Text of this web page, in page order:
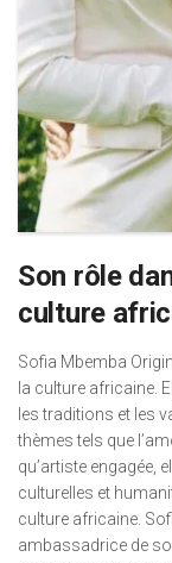
Son rôle
culture
Sofia Mbemba
la culture africaine.
les traditions et les
thèmes tels que
qu’artiste engagée,
culturelles et
culture africaine.
ambassadrice de